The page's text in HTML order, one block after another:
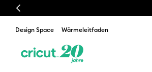
Previous
Design Space Wärmeleitfaden